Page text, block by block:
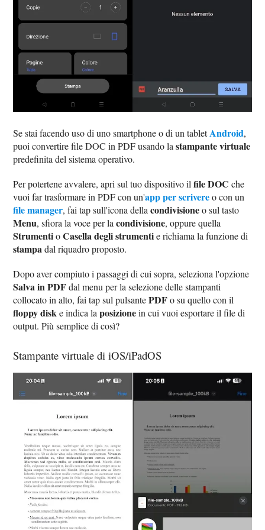
Se stai facendo uso di uno smartphone o di un tabletAndroid,
puoi convertire file DOC in PDF usando lastampante virtuale
predefinita del sistema operativo.
Per potertene avvalere, apri sul tuo dispositivo ilfile DOC che
vuoi far trasformare in PDF con un'app per scrivereo con un
file manager, fai tap sull'icona dellacondivisioneo sul tasto
Menu, sfiora la voce per lacondivisione, oppure quella
StrumentioCasella degli strumentie richiama la funzione di
stampadal riquadro proposto.
Dopo aver compiuto i passaggi di cui sopra, seleziona l'opzione
Salva in PDFdal menu per la selezione delle stampanti
collocato in alto, fai tap sul pulsantePDFo su quello con il
floppy diske indica laposizionein cui vuoi esportare il file di
output. Più semplice di così?
Stampante virtuale di iOS/iPadOS